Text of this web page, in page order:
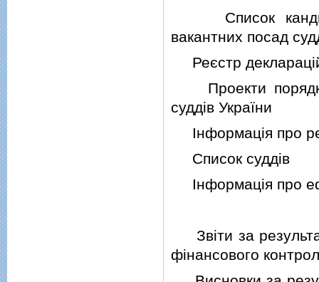
Список
вакантних посад
Реєстр
Проекти
суддiв України
Iнформацiя про
Список суддiв
Iнформацiя про
Звiти за
фiнансового